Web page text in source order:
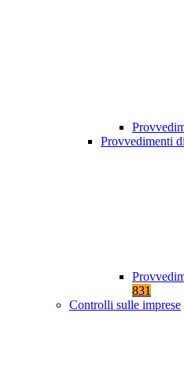
Provvedimenti
831
Controlli sulle imprese